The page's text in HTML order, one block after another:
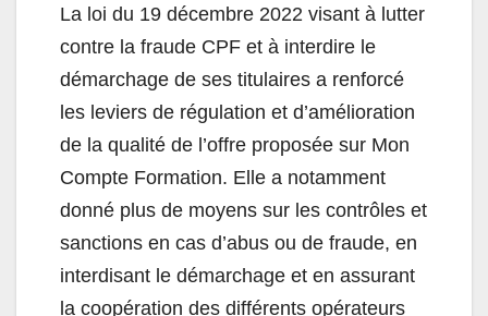
La loi du 19 décembre 2022 visant à lutter
contre la fraude CPF et à interdire le
démarchage de ses titulaires a renforcé
les leviers de régulation et d’amélioration
de la qualité de l’offre proposée sur Mon
Compte Formation. Elle a notamment
donné plus de moyens sur les contrôles et
sanctions en cas d’abus ou de fraude, en
interdisant le démarchage et en assurant
la coopération des différents opérateurs